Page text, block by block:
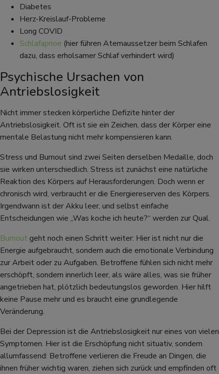
Diabetes
Herz-Kreislauf-Probleme
Long COVID
Schlafapnoe (hier führen Atemaussetzer beim Schlafen
dazu, dass erholsamer Schlaf verhindert wird)
Psychische Ursachen von
Antriebslosigkeit
Nicht immer stecken körperliche Defizite hinter der
Antriebslosigkeit. Oft ist sie ein Zeichen, dass der Körper eine
mentale Belastung nicht mehr kompensieren kann.
Stress und Burnout sind zwei Seiten derselben Medaille, doch
sie wirken unterschiedlich. Stress ist zunächst eine natürliche
Reaktion des Körpers auf Herausforderungen. Doch wenn er
chronisch wird, verbraucht er die Energiereserven des Körpers.
Irgendwann ist der Akku leer, und selbst einfache
Entscheidungen wie „Was koche ich heute?“ werden zur Qual.
Burnout geht noch einen Schritt weiter: Hier ist nicht nur die
Energie aufgebraucht, sondern auch die emotionale Verbindung
zur Arbeit oder zu Aufgaben. Betroffene fühlen sich nicht mehr
erschöpft, sondern innerlich leer, als wäre alles, was sie früher
angetrieben hat, plötzlich bedeutungslos geworden. Hier hilft
keine Pause mehr und es braucht eine grundlegende
Veränderung.
Bei der Depression ist die Antriebslosigkeit nur eines von vielen
Symptomen. Hier ist die Erschöpfung nicht situativ, sondern
allumfassend: Betroffene verlieren die Freude an Dingen, die
ihnen früher wichtig waren, ziehen sich zurück und empfinden oft